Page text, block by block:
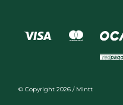
© Copyright 2026 / Mintt